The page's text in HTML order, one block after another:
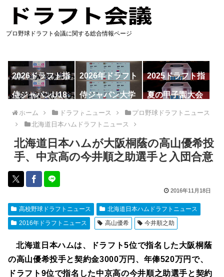
プロ野球ドラフト会議に関する総合情報ページ
2026ドラフト指
名予想
2026年ドラフト
候補
2025ドラフト指
名一覧
侍ジャパンU18
代表
侍ジャパン大学
夏の甲子園大会
ホーム ドラフトニュース
プロ野球ドラフトニュース
北海道日本ハムドラフトニュース
北海道日本ハムが大阪桐蔭の高山優希投
手、中京高の今井順之助選手と入団合意
2016年11月18日
高校野球ドラフトニュース
北海道日本ハムドラフトニュース
2016年ドラフトニュース
高山優希 今井順之助
北海道日本ハムは、ドラフト5位で指名した大阪桐蔭
の高山優希投手と契約金3000万円、年俸520万円で、
ドラフト9位で指名した中京高の今井順之助選手と契約